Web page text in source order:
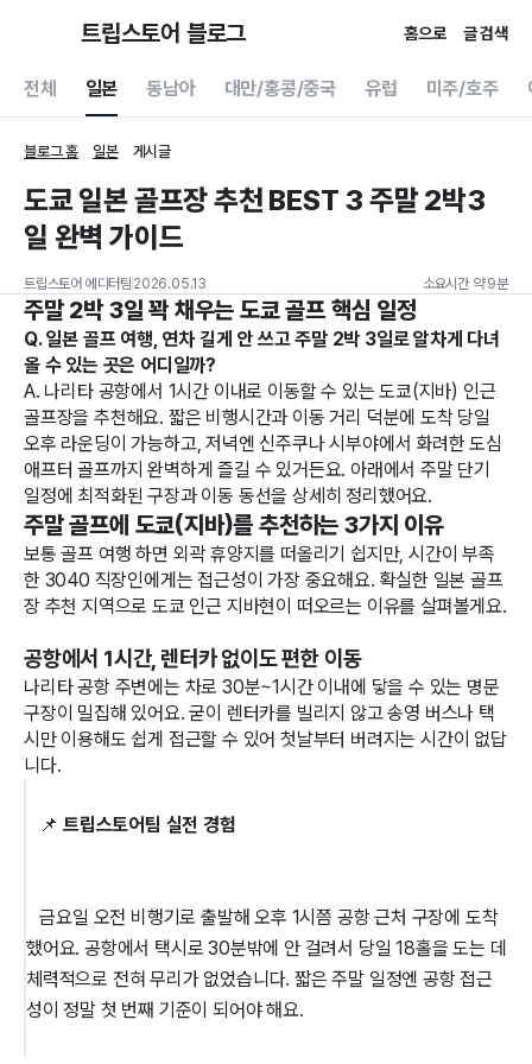
트립스토어 블로그 홈으로 글 검색
전체 일본 동남아 대만/홍콩/중국 유럽 미주/호주
블로그 홈 일본 게시글
도쿄 일본 골프장 추천 BEST 3 주말 2박3
일 완벽 가이드
트립스토어 에디터팀 2026.05.13 소요시간 약 9분
주말 2박 3일 꽉 채우는 도쿄 골프 핵심 일정
Q. 일본 골프 여행, 연차 길게 안 쓰고 주말 2박 3일로 알차게 다녀
올 수 있는 곳은 어디일까?
A. 나리타 공항에서 1시간 이내로 이동할 수 있는 도쿄(지바) 인근
골프장을 추천해요. 짧은 비행시간과 이동 거리 덕분에 도착 당일
오후 라운딩이 가능하고, 저녁엔 신주쿠나 시부야에서 화려한 도심
애프터 골프까지 완벽하게 즐길 수 있거든요. 아래에서 주말 단기
일정에 최적화된 구장과 이동 동선을 상세히 정리했어요.
주말 골프에 도쿄(지바)를 추천하는 3가지 이유
보통 골프 여행 하면 외곽 휴양지를 떠올리기 쉽지만, 시간이 부족
한 3040 직장인에게는 접근성이 가장 중요해요. 확실한 일본 골프
장 추천 지역으로 도쿄 인근 지바현이 떠오르는 이유를 살펴볼게요.
공항에서 1시간, 렌터카 없이도 편한 이동
나리타 공항 주변에는 차로 30분~1시간 이내에 닿을 수 있는 명문
구장이 밀집해 있어요. 굳이 렌터카를 빌리지 않고 송영 버스나 택
시만 이용해도 쉽게 접근할 수 있어 첫날부터 버려지는 시간이 없답
니다.
   📌
트립스토어팀 실전 경험
   금요일 오전 비행기로 출발해 오후 1시쯤 공항 근처 구장에 도착
했어요. 공항에서 택시로 30분밖에 안 걸려서 당일 18홀을 도는 데
체력적으로 전혀 무리가 없었습니다. 짧은 주말 일정엔 공항 접근
성이 정말 첫 번째 기준이 되어야 해요.